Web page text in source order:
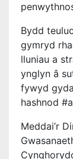
Bydd
gymryd
lluniau a
ynglyn â
fywyd
hashnod
Meddai’r